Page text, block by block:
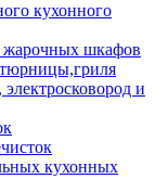
кухонного
шкафов
и
кухонных